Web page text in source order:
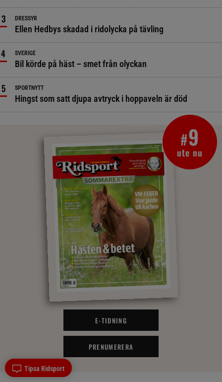
DRESSYR
Ellen Hedbys skadad i ridolycka på tävling
SVERIGE
Bil körde på häst – smet från olyckan
SPORTNYTT
Hingst som satt djupa avtryck i hoppaveln är död
#9
ute nu
E-TIDNING
PRENUMERERA
Tipsa Ridsport